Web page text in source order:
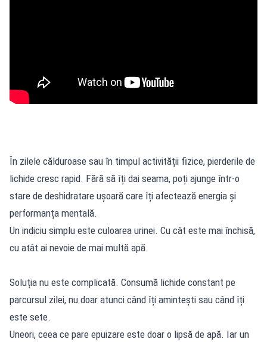
În zilele călduroase sau în timpul activității fizice, pierderile de
lichide cresc rapid. Fără să îți dai seama, poți ajunge într-o
stare de deshidratare ușoară care îți afectează energia și
performanța mentală.
Un indiciu simplu este culoarea urinei. Cu cât este mai închisă,
cu atât ai nevoie de mai multă apă.
Soluția nu este complicată. Consumă lichide constant pe
parcursul zilei, nu doar atunci când îți amintești sau când îți
este sete.
Uneori, ceea ce pare epuizare este doar o lipsă de apă. Iar un